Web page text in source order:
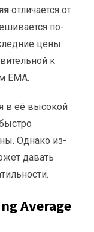
отличается от
по-
цены.
к
EMA.
в её высокой
Однако из-
давать
Average